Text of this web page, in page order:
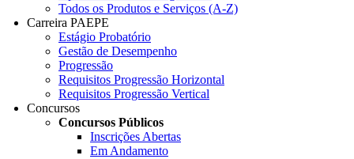
Todos os Produtos e Serviços (A-Z)
Carreira PAEPE
Estágio Probatório
Gestão de Desempenho
Progressão
Requisitos Progressão Horizontal
Requisitos Progressão Vertical
Concursos
Concursos Públicos
Inscrições Abertas
Em Andamento